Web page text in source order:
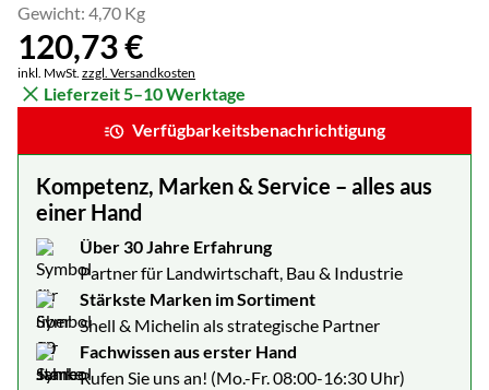
Gewicht: 4,70 Kg
120,73€
Steuerhinweis:
inkl. MwSt. zzgl. Versandkosten
Lieferzeit 5–10 Werktage
Verfügbarkeitsbenachrichtigung
Kompetenz, Marken & Service – alles aus
einer Hand
Über 30 Jahre Erfahrung
Partner für Landwirtschaft, Bau & Industrie
Stärkste Marken im Sortiment
Shell & Michelin als strategische Partner
Fachwissen aus erster Hand
Rufen Sie uns an! (Mo.-Fr. 08:00-16:30 Uhr)